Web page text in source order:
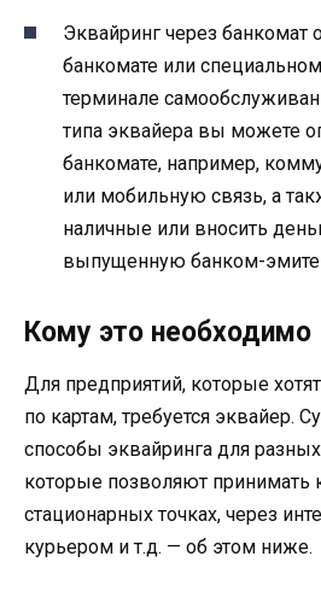
Эквайринг через банкомат
банкомате или
терминале
типа эквайера вы можете
банкомате, например,
или мобильную связь, а
наличные или вносить
выпущенную банком-
Кому это необходимо
Для предприятий, которые
по картам, требуется эквайер.
способы эквайринга для
которые позволяют принимать
стационарных точках, через
курьером и т.д. — об этом ниже.